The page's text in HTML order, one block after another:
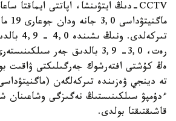
قاشىقتىقتا بولدى.